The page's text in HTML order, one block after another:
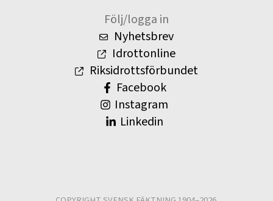
Följ/logga in
Nyhetsbrev
Idrottonline
Riksidrottsförbundet
Facebook
Instagram
Linkedin